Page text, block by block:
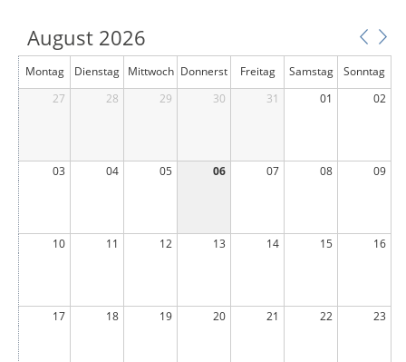
August 2026
Montag Dienstag Mittwoch Donnerst
Freitag Samstag
Sonntag
27
28 29 30 31 01 02
03 04 05 06 07 08 09
10 11 12 13 14 15 16
17 18 19 20 21 22 23